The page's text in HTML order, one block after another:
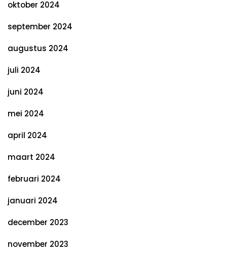
oktober 2024
september 2024
augustus 2024
juli 2024
juni 2024
mei 2024
april 2024
maart 2024
februari 2024
januari 2024
december 2023
november 2023